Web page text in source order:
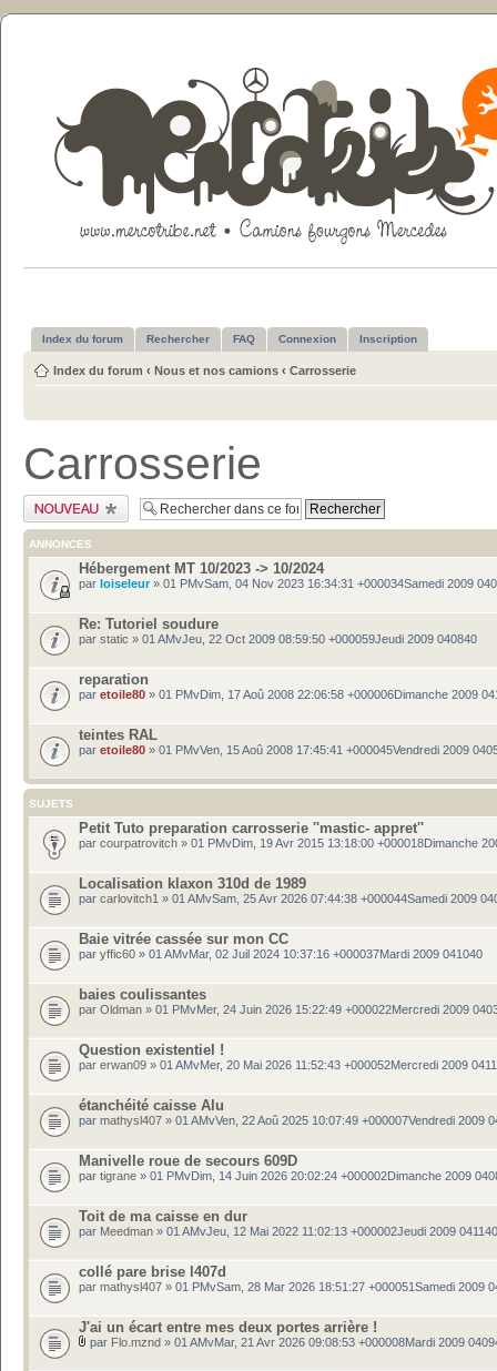
Index du forum Rechercher FAQ Connexion Inscription
Index du forum ‹ Nous et nos camions ‹ Carrosserie
Carrosserie
Publier un nouveau
sujet
ANNONCES
Hébergement MT 10/2023 -> 10/2024
par loiseleur» 01 PMvSam, 04 Nov 2023 16:34:31 +000034Samedi 2009
Re: Tutoriel soudure
par static » 01 AMvJeu, 22 Oct 2009 08:59:50 +000059Jeudi 2009 040840
reparation
par etoile80 » 01 PMvDim, 17 Aoû 2008 22:06:58 +000006Dimanche 2009
teintes RAL
par etoile80 » 01 PMvVen, 15 Aoû 2008 17:45:41 +000045Vendredi 2009
SUJETS
Petit Tuto preparation carrosserie ''mastic- appret''
par courpatrovitch » 01 PMvDim, 19 Avr 2015 13:18:00 +000018Dimanche
Localisation klaxon 310d de 1989
par carlovitch1 » 01 AMvSam, 25 Avr 2026 07:44:38 +000044Samedi 2009
Baie vitrée cassée sur mon CC
par yffic60 » 01 AMvMar, 02 Juil 2024 10:37:16 +000037Mardi 2009 041040
baies coulissantes
par Oldman » 01 PMvMer, 24 Juin 2026 15:22:49 +000022Mercredi 2009
Question existentiel !
par erwan09 » 01 AMvMer, 20 Mai 2026 11:52:43 +000052Mercredi 2009
étanchéité caisse Alu
par mathysl407 » 01 AMvVen, 22 Aoû 2025 10:07:49 +000007Vendredi 2009
Manivelle roue de secours 609D
par tigrane » 01 PMvDim, 14 Juin 2026 20:02:24 +000002Dimanche 2009
Toit de ma caisse en dur
par Meedman » 01 AMvJeu, 12 Mai 2022 11:02:13 +000002Jeudi 2009 041140
collé pare brise l407d
par mathysl407 » 01 PMvSam, 28 Mar 2026 18:51:27 +000051Samedi 2009
J'ai un écart entre mes deux portes arrière !
par Flo.mznd » 01 AMvMar, 21 Avr 2026 09:08:53 +000008Mardi 2009